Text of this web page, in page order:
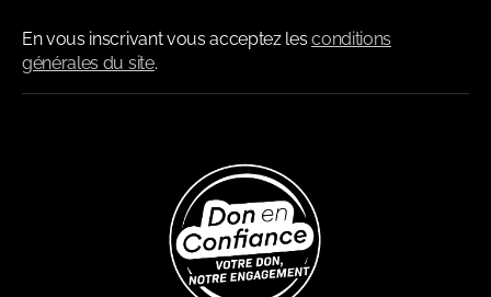
En vous inscrivant vous acceptez lesconditions
générales du site.